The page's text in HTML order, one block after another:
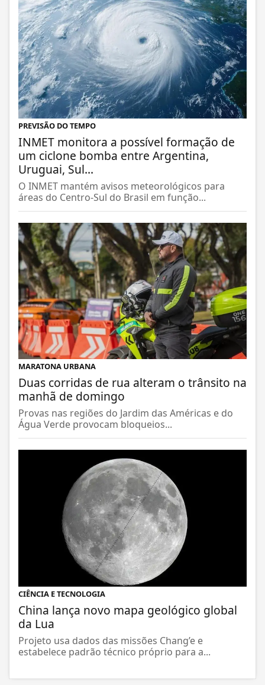
PREVISÃO DO TEMPO
INMET monitora a possível formação de
um ciclone bomba entre Argentina,
Uruguai, Sul...
O INMET mantém avisos meteorológicos para
áreas do Centro-Sul do Brasil em função...
MARATONA URBANA
Duas corridas de rua alteram o trânsito na
manhã de domingo
Provas nas regiões do Jardim das Américas e do
Água Verde provocam bloqueios...
CIÊNCIA E TECNOLOGIA
China lança novo mapa geológico global
da Lua
Projeto usa dados das missões Chang’e e
estabelece padrão técnico próprio para a...